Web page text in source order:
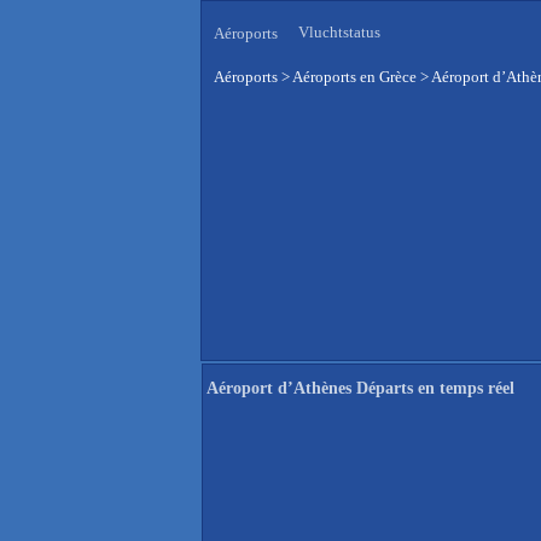
Aéroports Vluchtstatus
Aéroports >Aéroports en Grèce >Aéroport
Aéroport d’Athènes Départs en temps réel